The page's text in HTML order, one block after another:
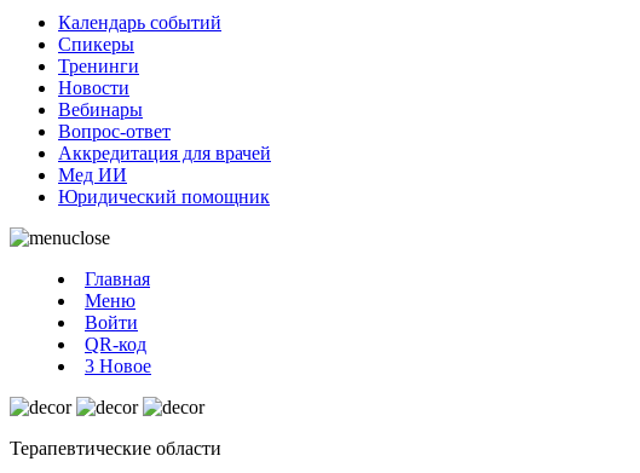
Календарь событий
Спикеры
Тренинги
Новости
Вебинары
Вопрос-ответ
Аккредитация для врачей
Мед ИИ
Юридический помощник
Главная
Меню
Войти
QR-код
3 Новое
Терапевтические области